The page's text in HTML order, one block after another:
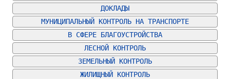
ДОКЛАДЫ
МУНИЦИПАЛЬНЫЙ КОНТРОЛЬ НА ТРАНСПОРТЕ
В СФЕРЕ БЛАГОУСТРОЙСТВА
ЛЕСНОЙ КОНТРОЛЬ
ЗЕМЕЛЬНЫЙ КОНТРОЛЬ
ЖИЛИЩНЫЙ КОНТРОЛЬ